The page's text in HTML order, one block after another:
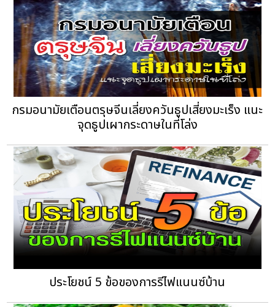
กรมอนามัยเตือนตรุษจีนเลี่ยงควันธูปเสี่ยงมะเร็ง แนะ
จุดธูปเผากระดาษในที่โล่ง
ประโยชน์ 5 ข้อของการรีไฟแนนซ์บ้าน